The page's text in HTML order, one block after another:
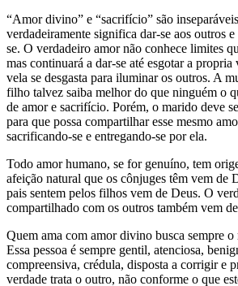
“Amor divino” e “sacrifício” são
verdadeiramente significa dar-se aos outros
se. O verdadeiro amor não conhece limites
mas continuará a dar-se até esgotar a
vela se desgasta para iluminar os outros. A
filho talvez saiba melhor do que ninguém o
de amor e sacrifício. Porém, o marido deve
para que possa compartilhar esse mesmo
sacrificando-se e entregando-se por ela.
Todo amor humano, se for genuíno, tem
afeição natural que os cônjuges têm vem de
pais sentem pelos filhos vem de Deus. O
compartilhado com os outros também vem
Quem ama com amor divino busca sempre
Essa pessoa é sempre gentil, atenciosa,
compreensiva, crédula, disposta a corrigir e
verdade trata o outro, não conforme o que